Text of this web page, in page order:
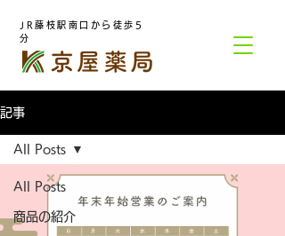
JR藤枝駅南口から徒歩5
分
記事
All Posts
商品の紹介
All Posts